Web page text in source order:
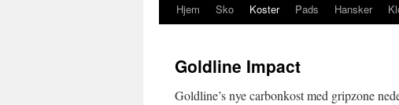
Hjem Sko Koster Pads Hansker
Goldline Impact
Goldline’s nye carbonkost med gripzone